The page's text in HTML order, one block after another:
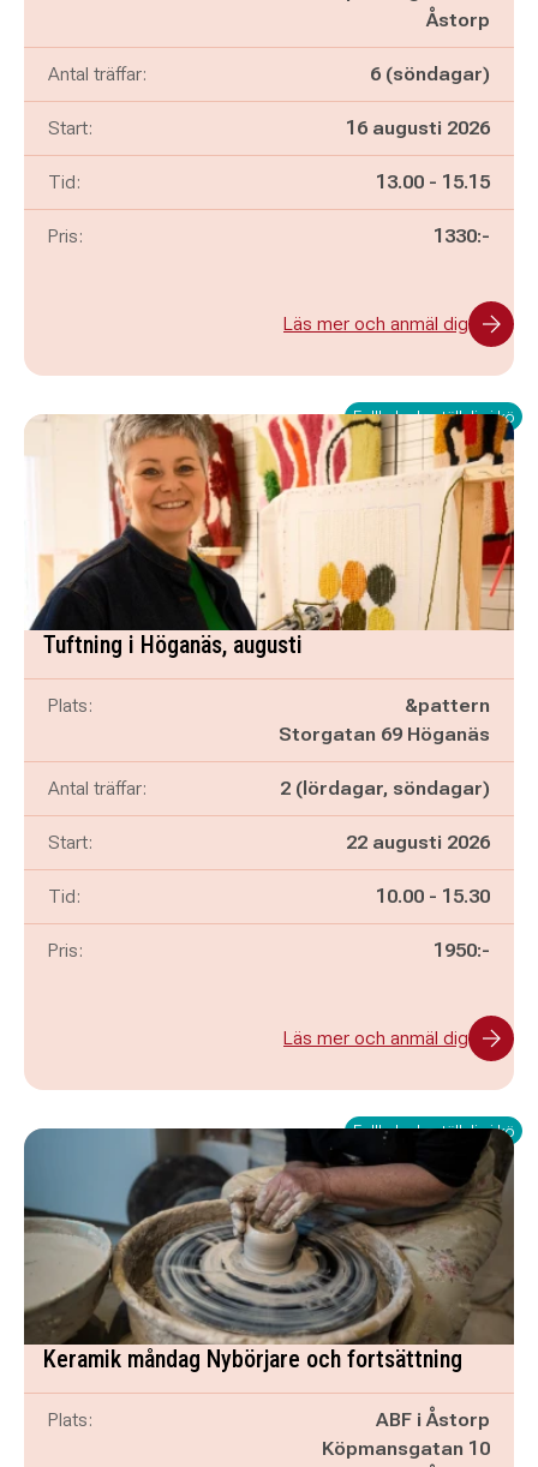
Åstorp
Antal träffar: 6 (söndagar)
Start: 16 augusti 2026
Tid: Pågår mellan
13.00 - och
15.15
Pris: 1330:-
Läs mer och anmäl dig
Fullbokad - ställ dig i kö
Tuftning i Höganäs, augusti
Plats:
&pattern
Storgatan 69 Höganäs
Antal träffar: 2 (lördagar, söndagar)
Start: 22 augusti 2026
Tid: Pågår mellan
10.00 - och
15.30
Pris: 1950:-
Läs mer och anmäl dig
Fullbokad - ställ dig i kö
Keramik måndag Nybörjare och fortsättning
Plats:
ABF i Åstorp
Köpmansgatan 10